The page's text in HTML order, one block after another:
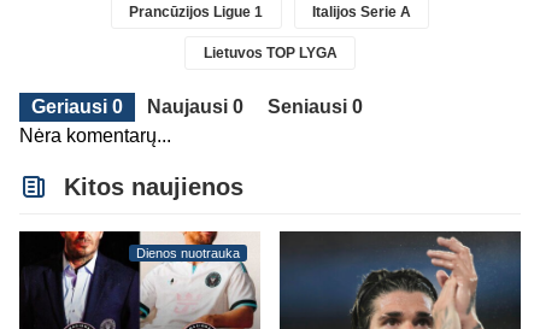
Prancūzijos Ligue 1 Italijos Serie A
Lietuvos TOP LYGA
Geriausi 0 Naujausi 0
Seniausi 0
Nėra komentarų...
Kitos naujienos
Dienos nuotrauka